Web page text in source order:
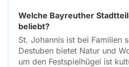
Welche Bayreuther
beliebt?
St. Johannis ist bei Familien
Destuben bietet Natur und
um den Festspielhügel ist